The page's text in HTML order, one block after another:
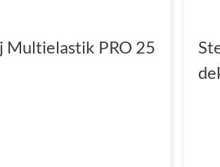
Multielastik PRO 25